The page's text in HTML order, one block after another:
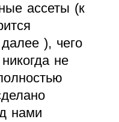
ассеты (к
), чего
не
нами